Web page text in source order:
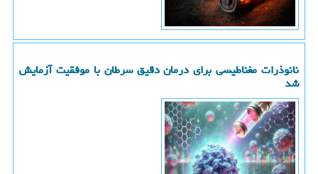
نانوذرات مغناطیسی برای درمان دقیق سرطان با موفقیت آزمایش
شد